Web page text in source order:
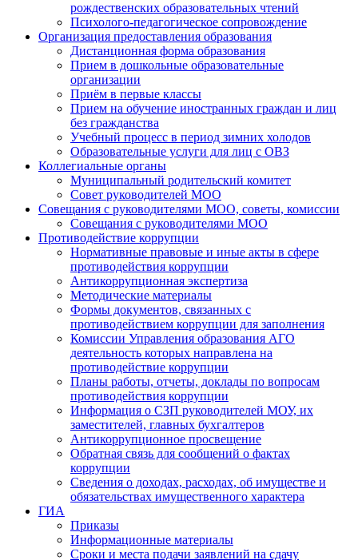
рождественских образовательных чтений
Психолого-педагогическое сопровождение
Организация предоставления образования
Дистанционная форма образования
Прием в дошкольные образовательные
организации
Приём в первые классы
Прием на обучение иностранных граждан и лиц
без гражданства
Учебный процесс в период зимних холодов
Образовательные услуги для лиц с ОВЗ
Коллегиальные органы
Муниципальный родительский комитет
Совет руководителей МОО
Совещания с руководителями МОО, советы, комиссии
Совещания с руководителями МОО
Противодействие коррупции
Нормативные правовые и иные акты в сфере
противодействия коррупции
Антикоррупционная экспертиза
Методические материалы
Формы документов, связанных с
противодействием коррупции для заполнения
Комиссии Управления образования АГО
деятельность которых направлена на
противодействие коррупции
Планы работы, отчеты, доклады по вопросам
противодействия коррупции
Информация о СЗП руководителей МОУ, их
заместителей, главных бухгалтеров
Антикоррупционное просвещение
Обратная связь для сообщений о фактах
коррупции
Сведения о доходах, расходах, об имуществе и
обязательствах имущественного характера
ГИА
Приказы
Информационные материалы
Сроки и места подачи заявлений на сдачу